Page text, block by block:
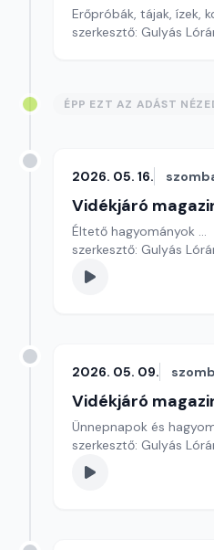
Erőpróbák, tájak, ízek,
szerkesztő: Gulyás
ÉPP EZT AZ ADÁST
2026. 05. 16.
Vidékjáró
Éltető hagyományok ...
szerkesztő: Gulyás
2026. 05. 09.
Vidékjáró
Ünnepnapok és
szerkesztő: Gulyás